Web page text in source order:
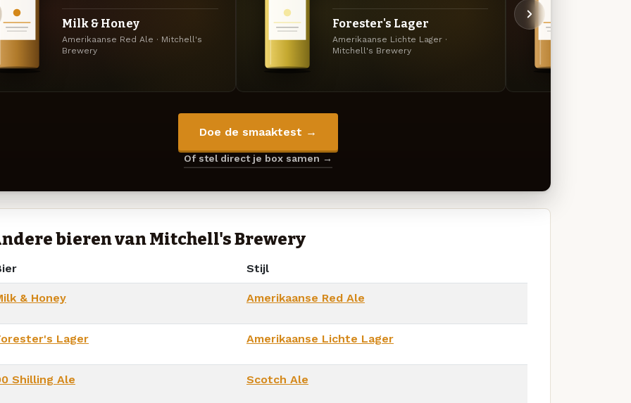
Milk & Honey
Amerikaanse Red Ale · Mitchell's
Brewery
Forester's Lager
Amerikaanse Lichte Lager ·
Mitchell's Brewery
Doe de smaaktest →
Of stel direct je box samen →
bieren van Mitchell's Brewery
Stijl
& Honey Amerikaanse Red Ale
Lager Amerikaanse Lichte Lager
Shilling Ale Scotch Ale